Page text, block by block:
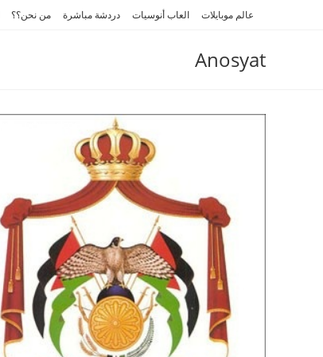
عالم موبايلات العاب أنوسيات دردشة مباشرة من نحن؟؟
Anosyat